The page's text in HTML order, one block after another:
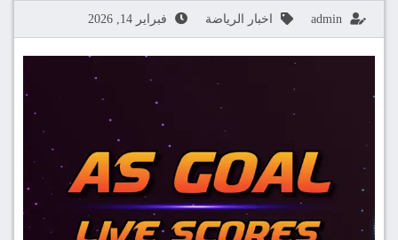
admin اخبار الرياضة فبراير 14, 2026